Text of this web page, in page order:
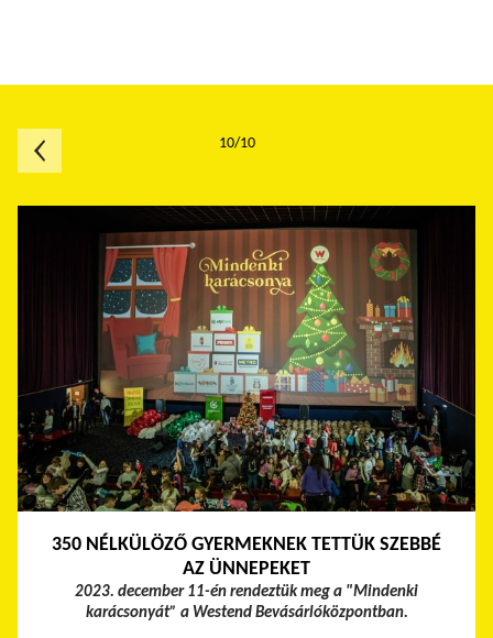
350 NÉLKÜLÖZŐ GYERMEKNEK TETTÜK SZEBBÉ
AZ ÜNNEPEKET
2023. december 11-én rendeztük meg a "Mindenki
karácsonyát” a Westend Bevásárlóközpontban.
10/10